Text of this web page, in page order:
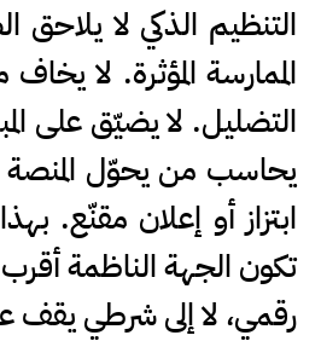
التنظيم الذكي لا
الممارسة المؤثرة. لا
التضليل. لا يضيّق على
يحاسب من يحوّل المنصة
ابتزاز أو إعلان مقنّع.
تكون الجهة الناظمة
رقمي، لا إلى شرطي